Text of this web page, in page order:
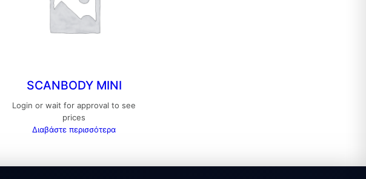
SCANBODY MINI
Login or wait for approval to see
prices
Διαβάστε περισσότερα